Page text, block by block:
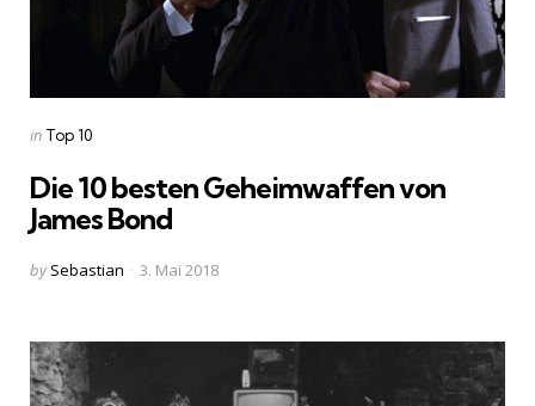
Categories
Posted
in Top 10
Die 10 besten Geheimwaffen von
James Bond
Posted
by Sebastian 3. Mai 2018